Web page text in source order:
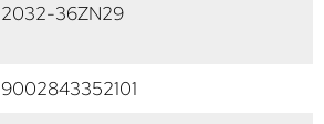
2032-36ZN29
9002843352101